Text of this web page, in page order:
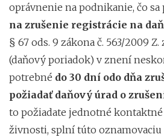
oprávnenie na podnikanie, čo sa
na zrušenie registrácie na
§ 67 ods. 9 zákona č. 563/2009 Z.
(daňový poriadok) v znení
potrebné do 30 dní odo dňa
požiadať daňový úrad o
to požiadate jednotné
živnosti, splní túto oznamovaciu